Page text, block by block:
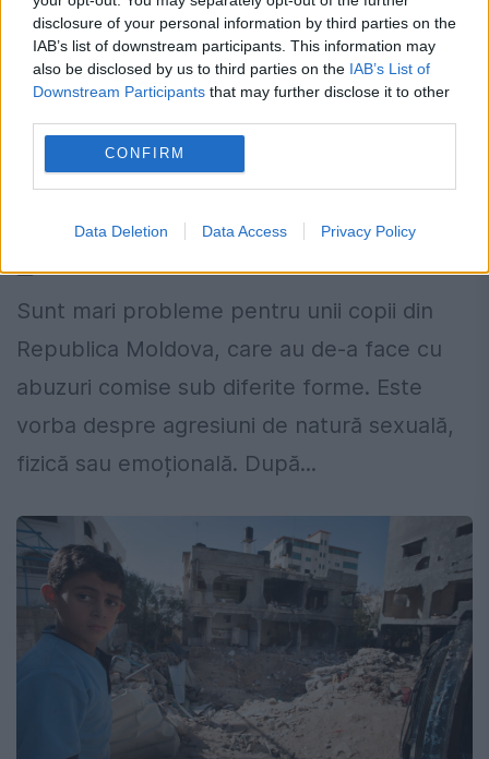
disclosure of your personal information by third parties on the
IAB’s list of downstream participants. This information may
also be disclosed by us to third parties on the IAB’s List of
Downstream Participants that may further disclose it to other
CONFIRM
Data Deletion Data Access Privacy Policy
Această formă de agresiune, alarmant
de des întâlnită asupra copiilor din
Republica Moldova
4 IUNIE 2024
Sunt mari probleme pentru unii copii din
Republica Moldova, care au de-a face cu
abuzuri comise sub diferite forme. Este
vorba despre agresiuni de natură sexuală,
fizică sau emoțională. După...